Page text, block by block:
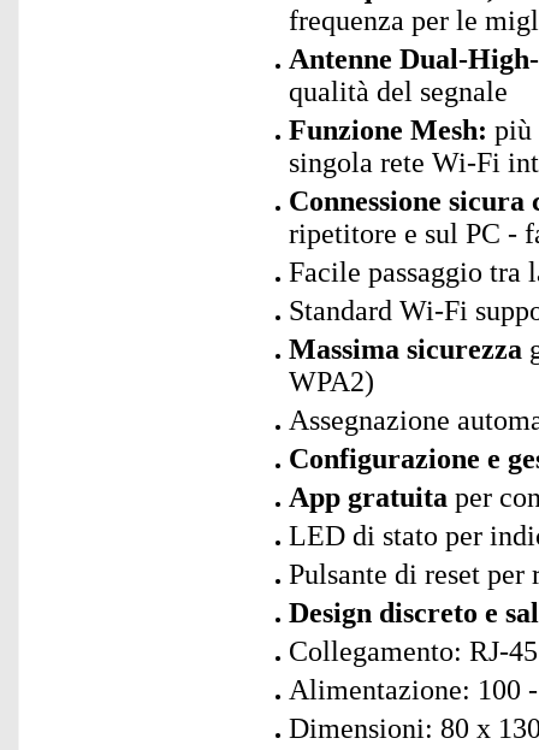
frequenza per le
Antenne Dual-
qualità del segnale
Funzione Mesh: più
singola rete Wi-Fi
Connessione sicura
ripetitore e sul PC -
Facile passaggio tra
Standard Wi-Fi
Massima sicurezza
WPA2)
Assegnazione
Configurazione e
App gratuita per
LED di stato per
Pulsante di reset
Design discreto e
Collegamento: RJ-
Alimentazione: 100
Dimensioni: 80 x